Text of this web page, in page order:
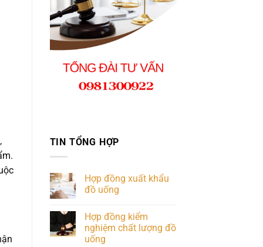
TIN TỔNG HỢP
Hợp đồng xuất khẩu
đồ uống
Hợp đồng kiểm
nghiệm chất lượng đồ
uống